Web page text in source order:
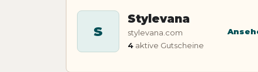
S
Stylevana
stylevana.com
4 aktive Gutscheine